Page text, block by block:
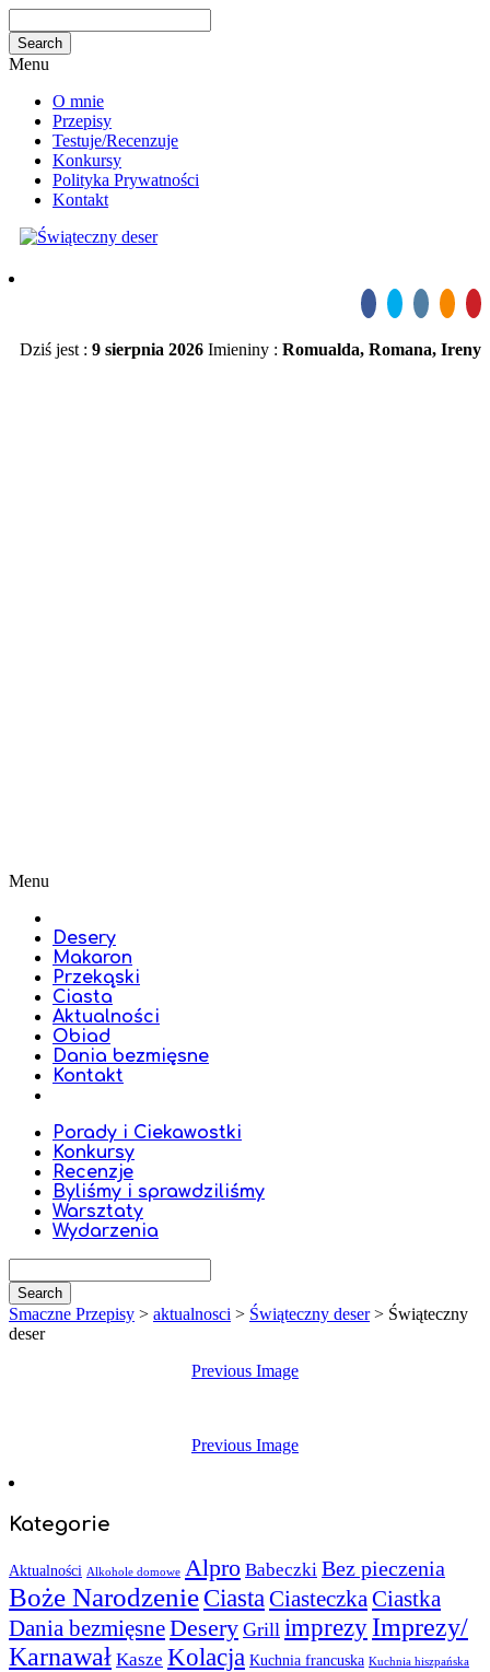
Menu
O mnie
Przepisy
Testuje/Recenzuje
Konkursy
Polityka Prywatności
Kontakt
Dziś jest : 9 sierpnia 2026 Imieniny : Romualda, Romana, Ireny
Menu
Desery
Makaron
Przekąski
Ciasta
Aktualności
Obiad
Dania bezmięsne
Kontakt
Porady i Ciekawostki
Konkursy
Recenzje
Byliśmy i sprawdziliśmy
Warsztaty
Wydarzenia
Smaczne Przepisy > aktualnosci > Świąteczny deser> Świąteczny
deser
Previous Image
Previous Image
Kategorie
Aktualności Alkohole domowe Alpro Babeczki Bez pieczenia
Boże NarodzenieCiastaCiasteczkaCiastka
Dania bezmięsneDesery Grill imprezy Imprezy/
Karnawał Kasze Kolacja Kuchnia francuska Kuchnia hiszpańska